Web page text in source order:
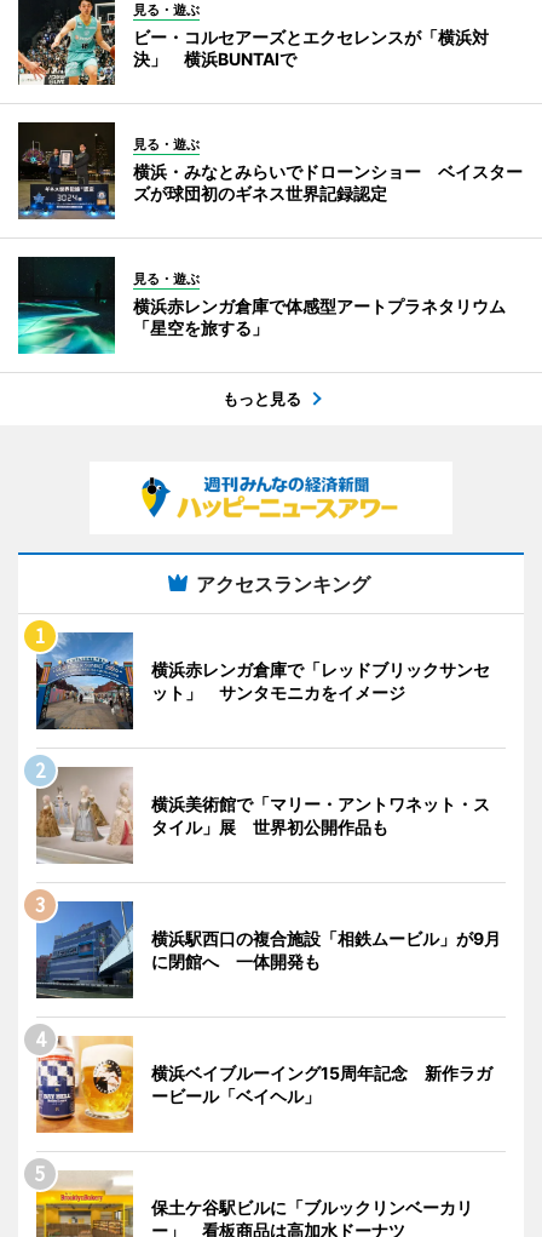
見る・遊ぶ
ビー・コルセアーズとエクセレンスが「横浜対
決」 横浜BUNTAIで
見る・遊ぶ
横浜・みなとみらいでドローンショー ベイスター
ズが球団初のギネス世界記録認定
見る・遊ぶ
横浜赤レンガ倉庫で体感型アートプラネタリウム
「星空を旅する」
もっと見る
アクセスランキング
横浜赤レンガ倉庫で「レッドブリックサンセ
ット」 サンタモニカをイメージ
横浜美術館で「マリー・アントワネット・ス
タイル」展 世界初公開作品も
横浜駅西口の複合施設「相鉄ムービル」が9月
に閉館へ 一体開発も
横浜ベイブルーイング15周年記念 新作ラガ
ービール「ベイヘル」
保土ケ谷駅ビルに「ブルックリンベーカリ
ー」 看板商品は高加水ドーナツ